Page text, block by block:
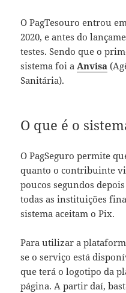
O PagTesouro entrou
2020, e antes do
testes. Sendo que o
sistema foi a Anvisa
Sanitária).
O que é o
O PagSeguro permite
quanto o contribuinte
poucos segundos
todas as instituições
sistema aceitam o Pix.
Para utilizar a
se o serviço está
que terá o logotipo da
página. A partir daí,